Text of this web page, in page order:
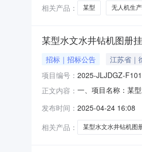
相关产品：
某型 无人机生
某型水文水井钻机图册
招标｜招标公告 江苏省｜
项目编号： 2025-JLJDGZ-
正文内容： 一、项目名称：某
处理。具体外协技
保险、电力、电信
发布时间： 2025-04-24 16:08
相关产品：
某型水文水井钻机图